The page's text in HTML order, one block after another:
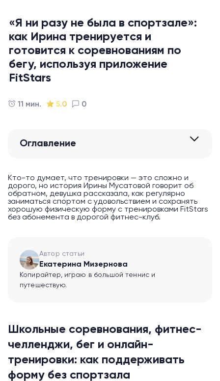
«Я ни разу не была в спортзале»:
как Ирина тренируется и
готовится к соревнованиям по
бегу, используя приложение
FitStars
11 мин. 5.0 0
Оглавление
Кто-то думает, что тренировки — это сложно и
дорого, но история Ирины Мусатовой говорит об
обратном, девушка рассказала, как регулярно
заниматься спортом с удовольствием и сохранять
хорошую физическую форму с тренировками FitStars
без абонемента в дорогой фитнес-клуб.
Автор статьи
Екатерина Мизернова
Копирайтер, играю в большой теннис и
путешествую.
Школьные соревнования, фитнес-
челленджи, бег и онлайн-
тренировки: как поддерживать
форму без спортзала